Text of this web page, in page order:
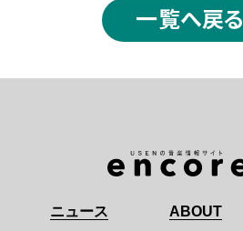
一覧へ戻る
ニュース ABOUT